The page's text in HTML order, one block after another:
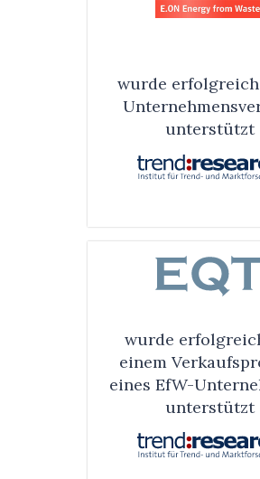
wurde
unter­stützt
wurde
einem
eines EfW-
unter­stützt